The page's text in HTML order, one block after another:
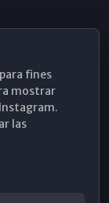
fines
mostrar
las